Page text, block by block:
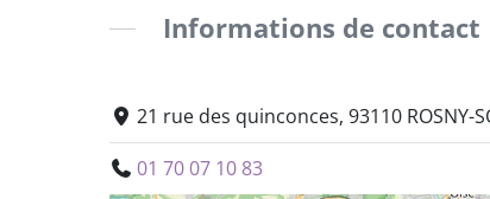
Informations de contact
21 rue des quinconces, 93110 ROSNY-
01 70 07 10 83